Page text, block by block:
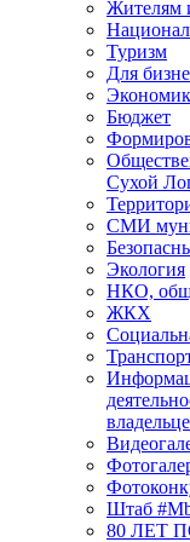
Жителям
Туризм
Для
Бюджет
Сухой
СМИ
Экология
НКО,
ЖКХ
Штаб
80 ЛЕТ